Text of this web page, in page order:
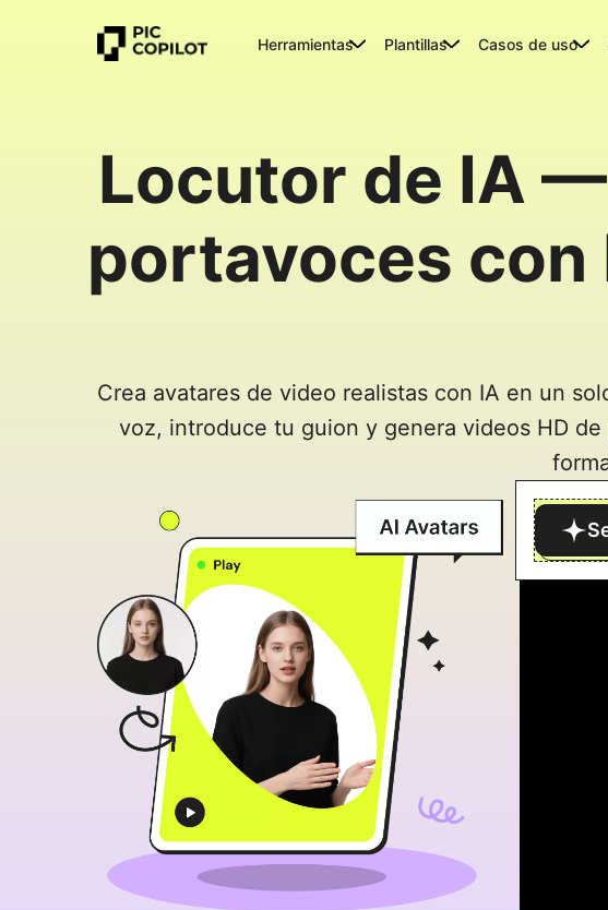
Herramientas Plantillas Casos de uso
Locutor de IA
portavoces con
Crea avatares de video realistas con IA en un
voz, introduce tu guion y genera videos HD